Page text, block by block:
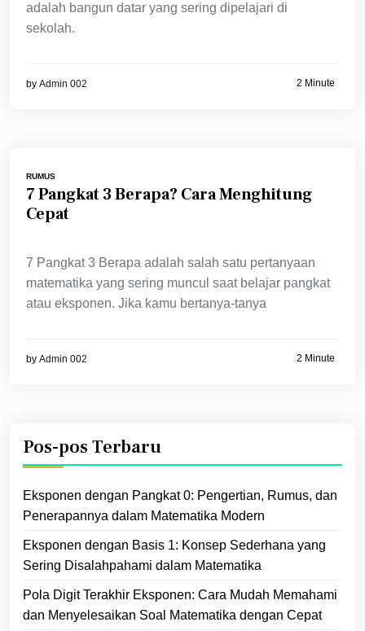
adalah bangun datar yang sering dipelajari di
sekolah.
by Admin 002 2 Minute
RUMUS
7 Pangkat 3 Berapa? Cara Menghitung
Cepat
7 Pangkat 3 Berapa adalah salah satu pertanyaan
matematika yang sering muncul saat belajar pangkat
atau eksponen. Jika kamu bertanya-tanya
by Admin 002 2 Minute
Pos-pos Terbaru
Eksponen dengan Pangkat 0: Pengertian, Rumus, dan
Penerapannya dalam Matematika Modern
Eksponen dengan Basis 1: Konsep Sederhana yang
Sering Disalahpahami dalam Matematika
Pola Digit Terakhir Eksponen: Cara Mudah Memahami
dan Menyelesaikan Soal Matematika dengan Cepat